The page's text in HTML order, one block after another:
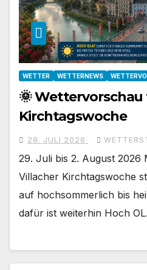
WETTER WETTERNEWS
🌞
Kirchtagswoche
28. JULI 2026
29. Juli bis 2. August 2026
Villacher Kirchtagswoche
auf hochsommerlich bis
dafür ist weiterhin Hoch